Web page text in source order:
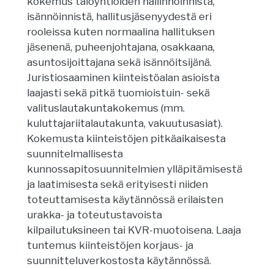
isännöinnistä, hallitusjäsenyydestä eri
rooleissa kuten normaalina hallituksen
jäsenenä, puheenjohtajana, osakkaana,
asuntosijoittajana sekä isännöitsijänä.
Juristiosaaminen kiinteistöalan asioista
laajasti sekä pitkä tuomioistuin- sekä
valituslautakuntakokemus (mm.
kuluttajariitalautakunta, vakuutusasiat).
Kokemusta kiinteistöjen pitkäaikaisesta
suunnitelmallisesta
kunnossapitosuunnitelmien ylläpitämisestä
ja laatimisesta sekä erityisesti niiden
toteuttamisesta käytännössä erilaisten
urakka- ja toteutustavoista
kilpailutuksineen tai KVR-muotoisena. Laaja
tuntemus kiinteistöjen korjaus- ja
suunnitteluverkostosta käytännössä.